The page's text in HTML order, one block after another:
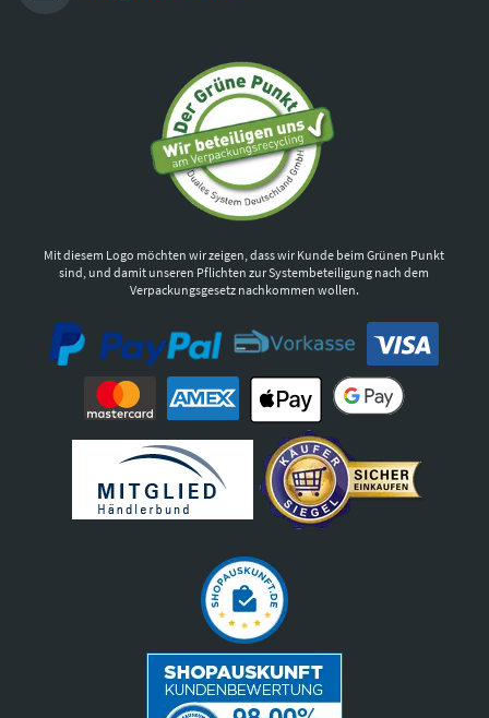
Mit diesem Logo möchten wir zeigen, dass wir Kunde beim Grünen Punkt
sind, und damit unseren Pflichten zur Systembeteiligung nach dem
Verpackungsgesetz nachkommen wollen.